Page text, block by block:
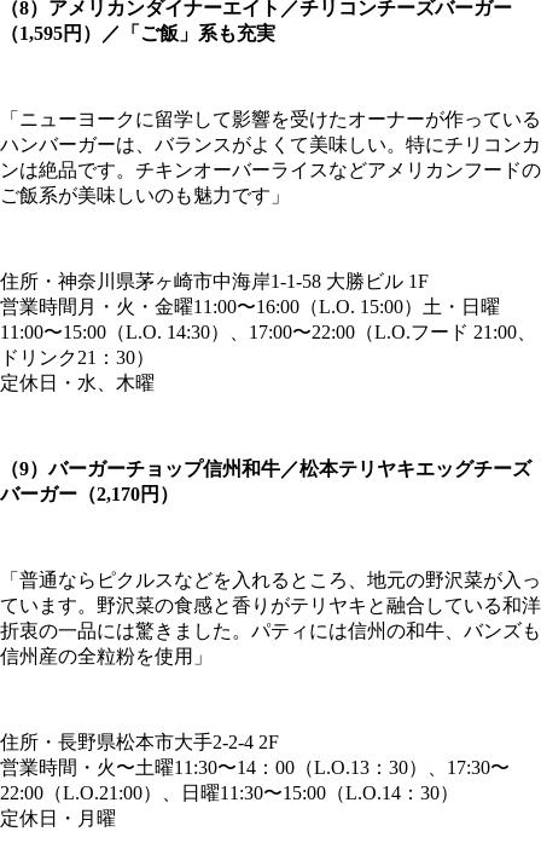
（8）アメリカンダイナーエイト／チリコンチーズバーガー
（1,595円）／「ご飯」系も充実
「ニューヨークに留学して影響を受けたオーナーが作っている
ハンバーガーは、バランスがよくて美味しい。特にチリコンカ
ンは絶品です。チキンオーバーライスなどアメリカンフードの
ご飯系が美味しいのも魅力です」
住所・神奈川県茅ヶ崎市中海岸1-1-58 大勝ビル 1F
営業時間月・火・金曜11:00〜16:00（L.O. 15:00）土・日曜
11:00〜15:00（L.O. 14:30）、17:00〜22:00（L.O.フード 21:00、
ドリンク21：30）
定休日・水、木曜
（9）バーガーチョップ信州和牛／松本テリヤキエッグチーズ
バーガー（2,170円）
「普通ならピクルスなどを入れるところ、地元の野沢菜が入っ
ています。野沢菜の食感と香りがテリヤキと融合している和洋
折衷の一品には驚きました。パティには信州の和牛、バンズも
信州産の全粒粉を使用」
住所・長野県松本市大手2-2-4 2F
営業時間・火〜土曜11:30〜14：00（L.O.13：30）、17:30〜
22:00（L.O.21:00）、日曜11:30〜15:00（L.O.14：30）
定休日・月曜